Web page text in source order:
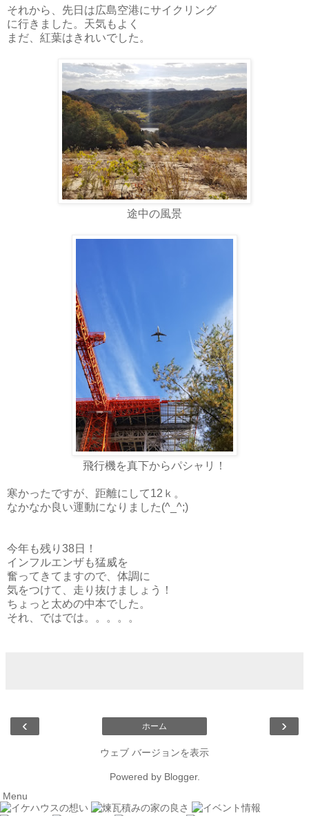
それから、先日は広島空港にサイクリング
に行きました。天気もよく
まだ、紅葉はきれいでした。
途中の風景
飛行機を真下からパシャリ！
寒かったですが、距離にして12ｋ。
なかなか良い運動になりました(^_^;)
今年も残り38日！
インフルエンザも猛威を
奮ってきてますので、体調に
気をつけて、走り抜けましょう！
ちょっと太めの中本でした。
それ、ではでは。。。。。
‹ ›
ホーム
ウェブ バージョンを表示
Powered by Blogger.
Menu